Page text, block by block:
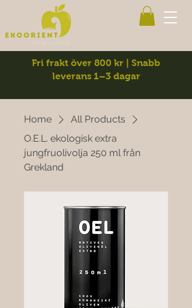
Fri frakt över 800 kr | Snabb
leverans 1–3 dagar
Home
All Products
O.E.L. ekologisk extra
jungfruolivolja 250 ml från
Grekland